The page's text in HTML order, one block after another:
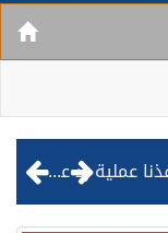
قيادة القوات المشتركة للتحالف: نفذنا عملية رد عسكري متناسبة لأهداف عسكرية مشروعة تابعة للمليشيا الحوثية الإرهابية في محافظة الحديدة
مصدر مسؤول بالهيئة العامة للنقل: استهداف السفينة السعودية NCC MASA خلال إبحارها في البحر الأحمر نتج عنه إصابة طفيفة في بدنها